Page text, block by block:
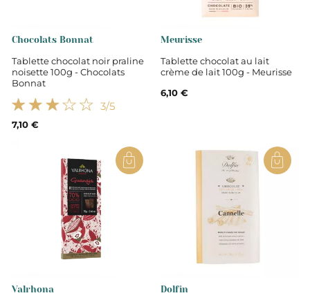
Chocolats Bonnat
Tablette chocolat noir praline
noisette 100g - Chocolats
Bonnat
3/5
7,10 €
Meurisse
Tablette chocolat au lait
crème de lait 100g - Meurisse
6,10 €
Valrhona Dolfin